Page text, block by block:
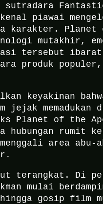
sutradara
piawai
karakter. Planet
mutakhir,
tersebut
produk
keyakinan
jejak
Planet of the
hubungan rumit
area abu-
terangkat. Di
mulai
gosip film